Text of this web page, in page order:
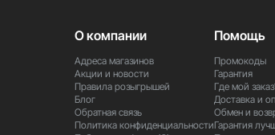
О компании
Адреса магазинов
Акции и новости
Правила розыгрышей
Блог
Обратная связь
Политика конфиденциальности
Помощь
Промокоды
Гарантия
Где мой
Доставка и
Обмен и
Гарантия